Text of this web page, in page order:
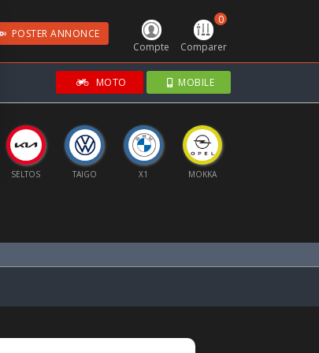
Compte
0
Comparer
POSTER ANNONCE
MOTO MOBILE
SELTOS TAIGO X1 MOKKA